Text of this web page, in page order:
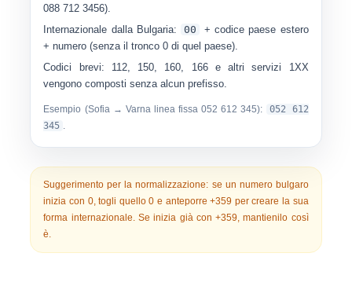
088 712 3456).
Internazionale dalla Bulgaria:
00
+ codice paese estero
+ numero (senza il tronco 0 di quel paese).
Codici brevi: 112, 150, 160, 166 e altri servizi 1XX
vengono composti senza alcun prefisso.
Esempio (Sofia → Varna linea fissa 052 612 345):
052 612
345 .
Suggerimento per la normalizzazione: se un numero bulgaro
inizia con 0, togli quello 0 e anteporre+359 per creare la sua
forma internazionale. Se inizia già con +359, mantienilo così
è.